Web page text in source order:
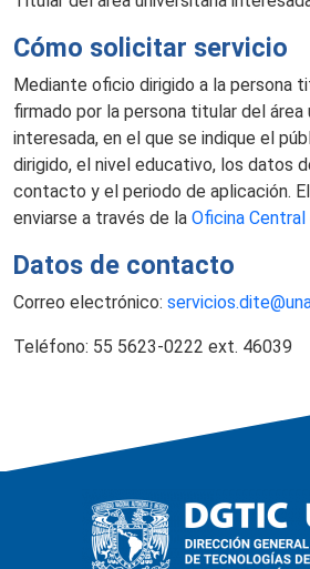
Cómo solicitar servicio
Mediante oficio dirigido a la persona
firmado por la persona titular del área
interesada, en el que se indique el
dirigido, el nivel educativo, los datos
contacto y el periodo de aplicación.
enviarse a través de la Oficina
Datos de contacto
Correo electrónico:
Teléfono: 55 5623-0222 ext. 46039